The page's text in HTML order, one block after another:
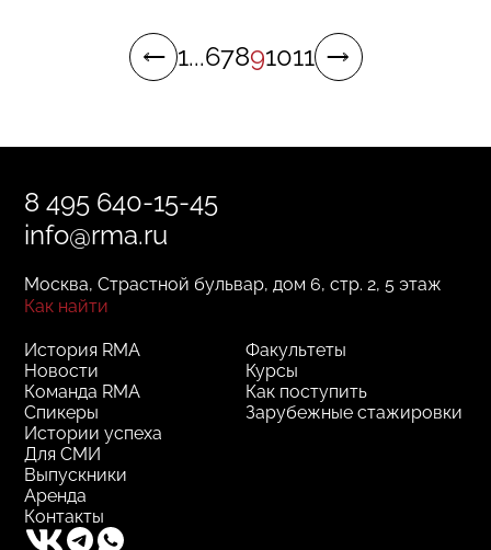
1...67891011
8 495 640-15-45
info@rma.ru
Москва, Страстной бульвар, дом 6, стр. 2, 5 этаж
Как найти
Факультеты
Курсы
Как поступить
Зарубежные стажировки
История RMA
Новости
Команда RMA
Спикеры
Истории успеха
Для СМИ
Выпускники
Аренда
Контакты